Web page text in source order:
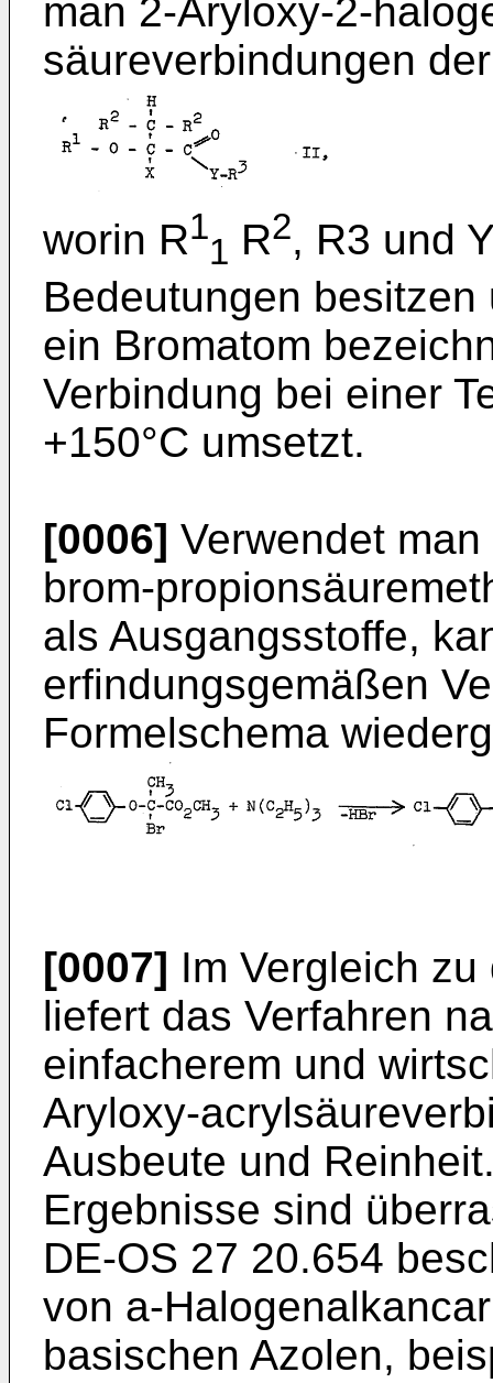
man 2-Aryloxy-2-
säureverbindungen
worin R1
1 R2, R3 und
Bedeutungen
ein Bromatom
Verbindung bei einer
+150°C umsetzt.
[0006] Verwendet
brom-
als Ausgangsstoffe,
erfindungsgemäßen
Formelschema
[0007] Im Vergleich
liefert das Verfahren
einfacherem und
Aryloxy-
Ausbeute und
Ergebnisse sind
DE-OS 27 20.654
von a-
basischen Azolen,